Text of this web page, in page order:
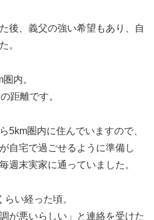
後、義父の強い希望もあり、自
。
内。
距離です。
5km圏内に住んでいますので、
自宅で過ごせるように準備し
週末実家に通っていました。
い経った頃。
が悪いらしい」と連絡を受けた